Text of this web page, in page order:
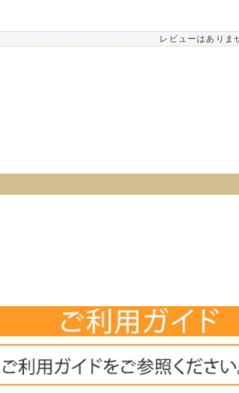
レビューはありま